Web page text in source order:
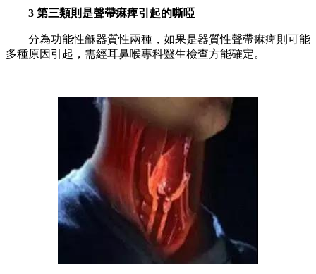
3 第三類則是聲帶痳痺引起的嘶啞
分為功能性龢器質性兩種，如果是器質性聲帶痳痺則可能
多種原因引起，需經耳鼻喉專科毉生檢查方能確定。